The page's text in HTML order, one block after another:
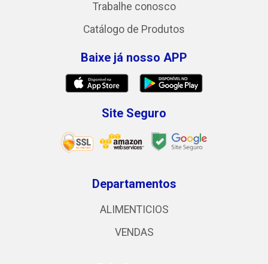
Trabalhe conosco
Catálogo de Produtos
Baixe já nosso APP
Site Seguro
Departamentos
ALIMENTICIOS
VENDAS